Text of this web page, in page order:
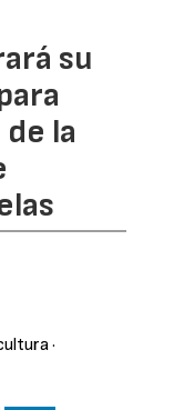
su
la
·